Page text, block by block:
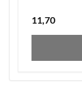
11,70